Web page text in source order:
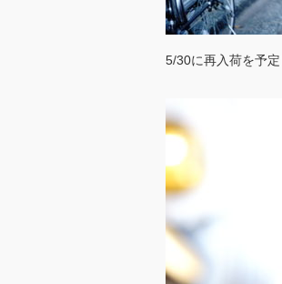
5/30に再入荷を予定